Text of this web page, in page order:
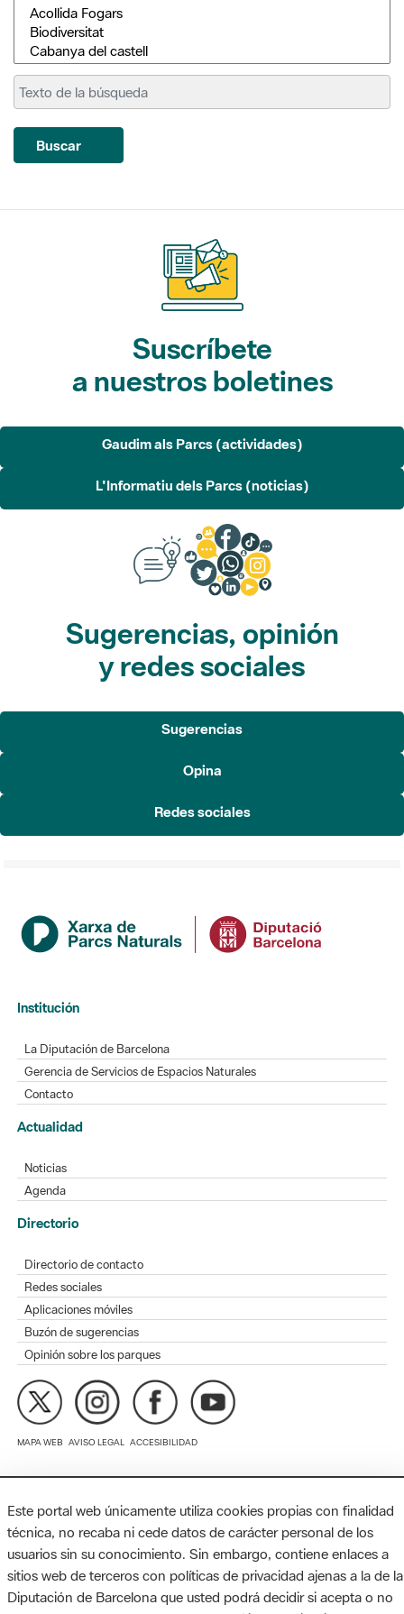
Buscar
Suscríbete
a nuestros boletines
Gaudim als Parcs (actividades)
Sugerencias, opinión
y redes sociales
Sugerencias
Institución
Gerencia de Servicios de Espacios Naturales
Actualidad
Noticias
Agenda
Directorio de contacto
Redes sociales
Buzón de sugerencias
Opinión sobre los parques
Diputación de Barcelona. Edifici Llacuna, 1a planta. Badajoz, 49.
08005 Barcelona. Tel. 934 022 428 / xarxaparcs@diba.cat
Este portal web únicamente utiliza cookies propias con finalidad
técnica, no recaba ni cede datos de carácter personal de los
usuarios sin su conocimiento. Sin embargo, contiene enlaces a
sitios web de terceros con políticas de privacidad ajenas a la de la
Diputación de Barcelona que usted podrá decidir si acepta o no